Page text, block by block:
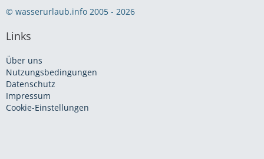
© wasserurlaub.info 2005 - 2026
Links
Über uns
Nutzungsbedingungen
Datenschutz
Impressum
Cookie-Einstellungen